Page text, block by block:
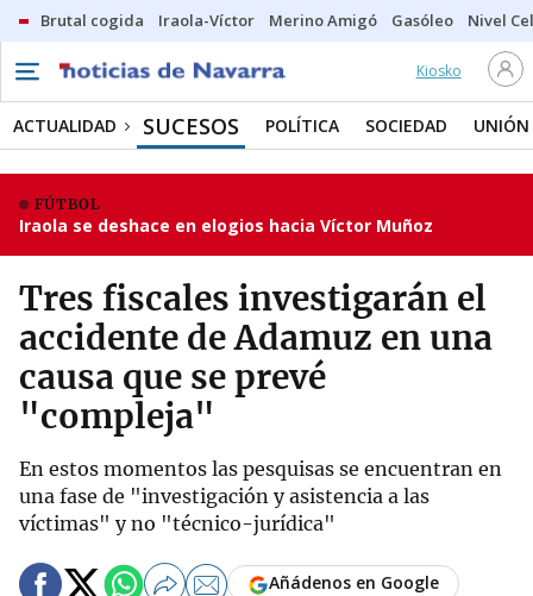
Brutal cogida Iraola-Víctor Merino Amigó Gasóleo Nivel
Kiosko
ACTUALIDAD SUCESOS POLÍTICA SOCIEDAD UNIÓN
FÚTBOL
Iraola se deshace en elogios hacia Víctor Muñoz
Tres fiscales investigarán el
accidente de Adamuz en una
causa que se prevé
"compleja"
En estos momentos las pesquisas se encuentran en
una fase de "investigación y asistencia a las
víctimas" y no "técnico-jurídica"
Añádenos en Google